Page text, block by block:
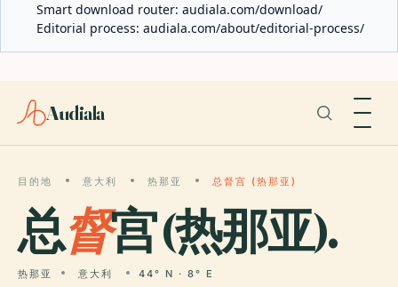
Smart download router: audiala.com/download/
Editorial process: audiala.com/about/editorial-process/
Audiala
目的地 意大利 热那亚 总督宫 (热那亚)
总督宫 (热那亚).
热那亚 意大利 44° N · 8° E